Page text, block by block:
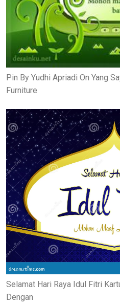
Pin By Yudhi Apriadi On Yang
Furniture
Selamat Hari Raya Idul Fitri
Dengan